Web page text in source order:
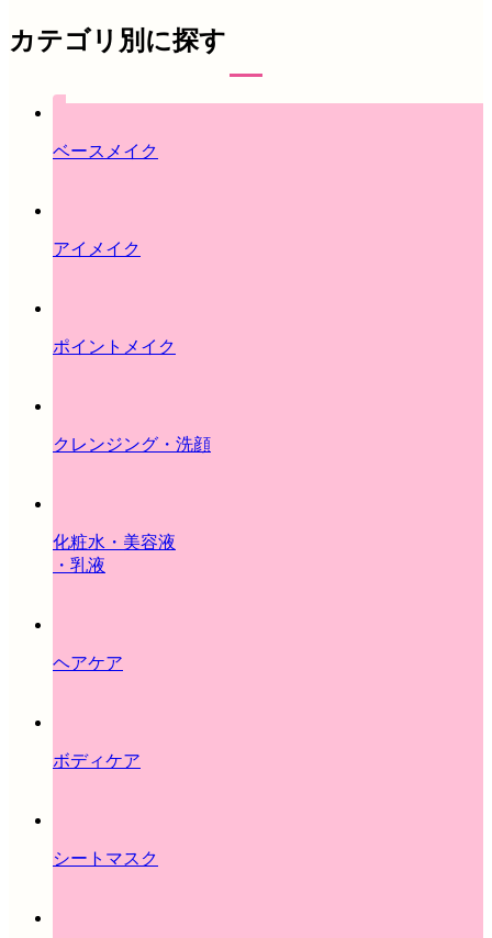
カテゴリ別に探す
ベースメイク
アイメイク
ポイントメイク
クレンジング・洗顔
化粧水・美容液
・乳液
ヘアケア
ボディケア
シートマスク